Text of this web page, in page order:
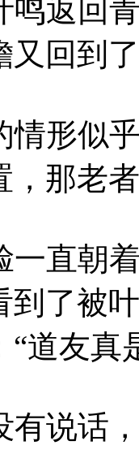
返回
又回到
形似
，那老
直朝
到了被
“道友
说话